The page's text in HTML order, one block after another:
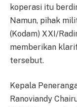
koperasi itu
Namun, pihak
(Kodam) XXI/
memberikan
tersebut.
Kepala
Ranoviandy